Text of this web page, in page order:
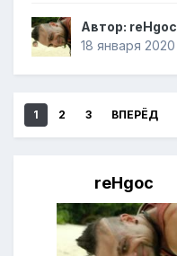
Автор: reHgoc
18 января 2020
1 2 3 ВПЕРЁД
reHgoc